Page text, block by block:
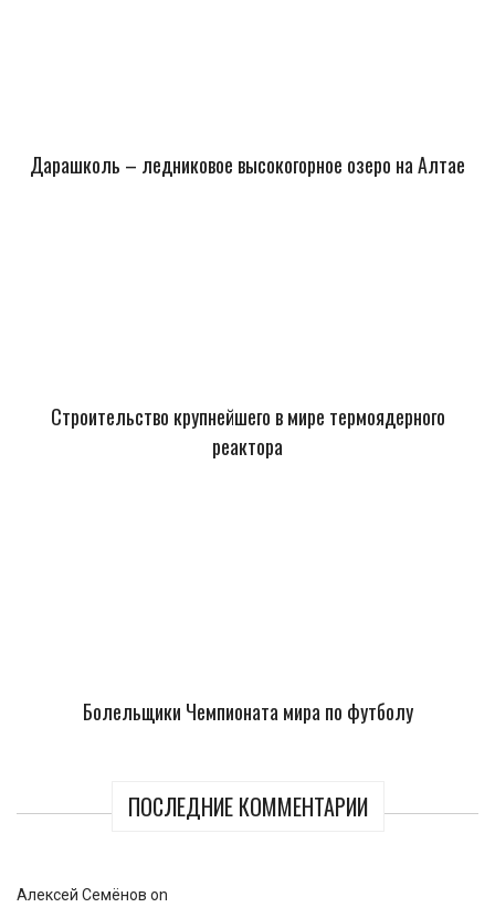
Дарашколь – ледниковое высокогорное озеро на Алтае
Строительство крупнейшего в мире термоядерного
реактора
Болельщики Чемпионата мира по футболу
ПОСЛЕДНИЕ КОММЕНТАРИИ
Алексей Семёнов on